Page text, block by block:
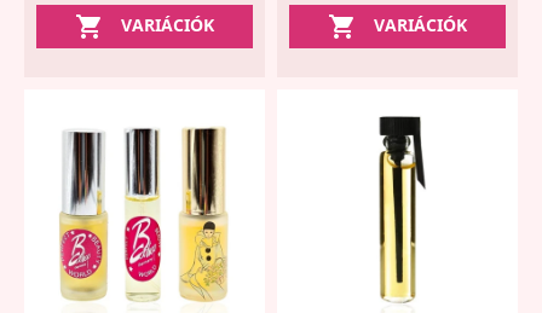
 VARIÁCIÓK  VARIÁCIÓK